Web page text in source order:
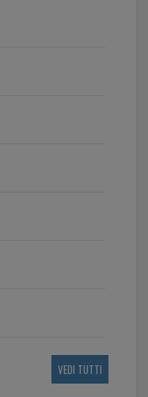
VEDI TUTTI